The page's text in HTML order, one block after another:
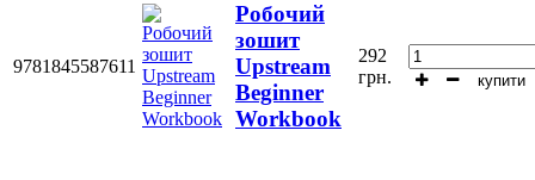
9781845587611
Робочий
зошит
Upstream
Beginner
Workbook
292
грн.
купити